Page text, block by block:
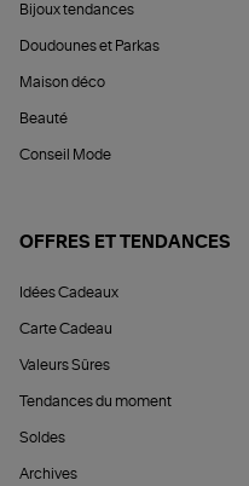
Bijoux tendances
Doudounes et Parkas
Maison déco
Beauté
Conseil Mode
OFFRES ET TENDANCES
Idées Cadeaux
Carte Cadeau
Valeurs Sûres
Tendances du moment
Soldes
Archives